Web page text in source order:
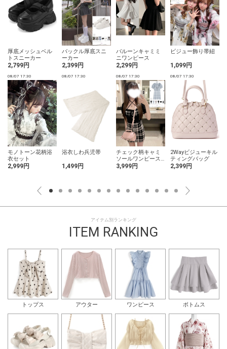
厚底メッシュベル
トスニーカー
2,799円
バックル厚底スニ
ーカー
2,399円
バルーンキャミミ
ニワンピース
2,299円
ビジュー飾り帯紐
1,099円
08/07 17:30
モノトーン花柄浴
衣セット
2,999円
08/07 17:30
浴衣しわ兵児帯
1,499円
08/07 17:30
チェック柄キャミ
ソールワンピース×
クロップドトップ
3,999円
08/07 17:30
2Wayビジューキル
ティングバッグ
2,399円
アイテム別ランキング
ITEM RANKING
トップス アウター ワンピース ボトムス